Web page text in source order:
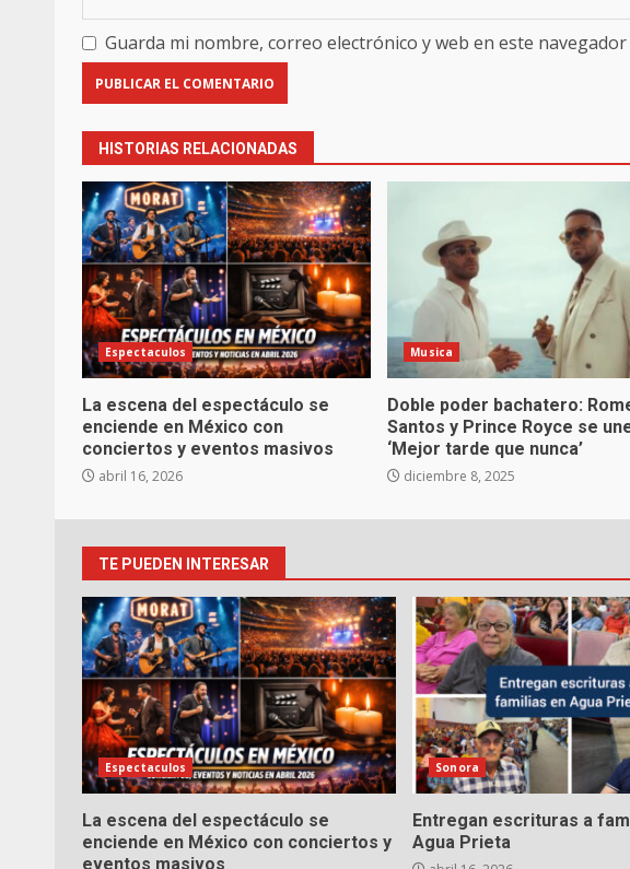
Guarda mi nombre, correo electrónico y web en este
HISTORIAS RELACIONADAS
Espectaculos
La escena del espectáculo se
enciende en México con
conciertos y eventos masivos
abril 16, 2026
Musica
Doble poder bachatero:
Santos y Prince Royce se
‘Mejor tarde que nunca’
diciembre 8, 2025
TE PUEDEN INTERESAR
Espectaculos
La escena del espectáculo se
enciende en México con conciertos y
eventos masivos
Sonora
Entregan escrituras a
Agua Prieta